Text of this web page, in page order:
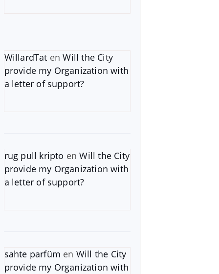
WillardTat enWill the City
provide my Organization with
a letter of support?
rug pull kripto enWill the City
provide my Organization with
a letter of support?
sahte parfüm en Will the City
provide my Organization with